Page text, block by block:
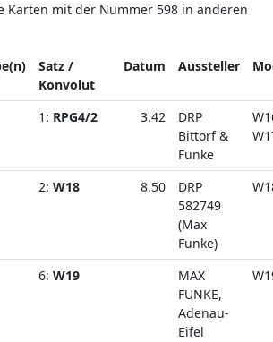
Karten mit der Nummer 598 in anderen
Satz /
Konvolut
Datum Aussteller
1: RPG4/2 3.42
DRP
Bittorf &
Funke
2: W18 8.50
DRP
582749
(Max
Funke)
6: W19
MAX
FUNKE,
Adenau-
Eifel